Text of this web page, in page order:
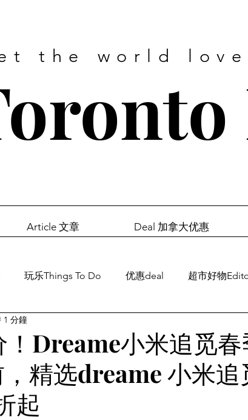
the world
Article 文章 Deal 加拿大优惠
玩乐Things To Do 优惠deal 超市好物
！Dreame小米追觅春
，精选dreame 小米
起
1 分鐘